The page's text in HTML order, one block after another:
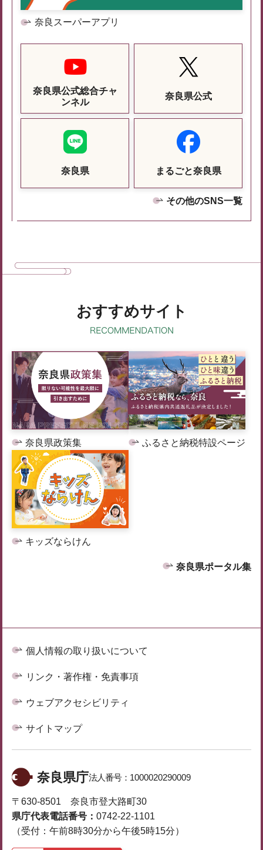
奈良スーパーアプリ
奈良県公式総合チャ
ンネル
奈良県公式
奈良県 まるごと奈良県
その他のSNS一覧
おすすめサイト
奈良県政策集 ふるさと納税特設ページ
キッズならけん
奈良県ポータル集
個人情報の取り扱いについて
リンク・著作権・免責事項
ウェブアクセシビリティ
サイトマップ
奈良県庁法人番号： 1000020290009
〒630-8501 奈良市登大路町30
県庁代表電話番号： 0742-22-1101
（受付：午前8時30分から午後5時15分）